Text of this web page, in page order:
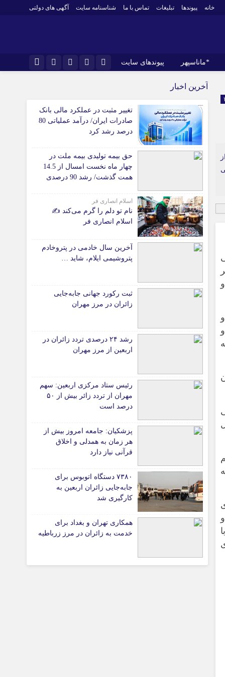
خانه پیوندها تبلیغات تماس با ما شناسنامه سایت آگهی های دولتی
*ماناسپهر پیوندهای سایت
سروش
ایتا
نام کاربری یا نشانی ایمیل
رمز عبور
مرا به خاطر بسپار
اطلاعات
باشگاه پرسپولیس
باشگاه استقلال
کشتی و وزنه‌برداری
ورزشهای رزمی
ورزش زنان
سایر حوزه ها
*جامعه
دانشگاه
آموزش و پرورش
حوادث، انتظامی
شهرداری و شورای شهر
*ماناسپهر
اطلاعیه
پیام تبریک ماناسپهر
پیوندهای سایت
آخرین اخبار
تغییر مثبت در عملکرد مالی بانک
صادرات ایران/ درآمد عملیاتی 80
درصد رشد کرد
حق بیمه تولیدی بیمه ملت در
چهار ماه نخست امسال از 14.5
همت گذشت/ رشد 90 درصدی
گذشته
اسلام انصاری فر
نام تو دلم را گرم می‌کند ✍️
اسلام انصاری فر
آخرین سال خادمی در پتروخادم
پتروشیمی ایلام، شاید …
ثبت رکورد جهانی جابه‌جایی
زائران در مرز مهران
رشد ۲۴ درصدی تردد زائران در
اربعین از مرز مهران
رئیس ستاد مرکزی اربعین: سهم
مهران از تردد زائر بیش از ۵۰
درصد است
پزشکیان: جامعه امروز بیش از
هر زمان به همدلی و اخلاق
قرآنی نیاز دارد
۷۳۸۰ دستگاه اتوبوس برای
جابه‌جایی زائران اربعین به‌
کارگیری شد
همکاری تهران و بغداد برای
خدمت به زائران در مرز زرباطیه